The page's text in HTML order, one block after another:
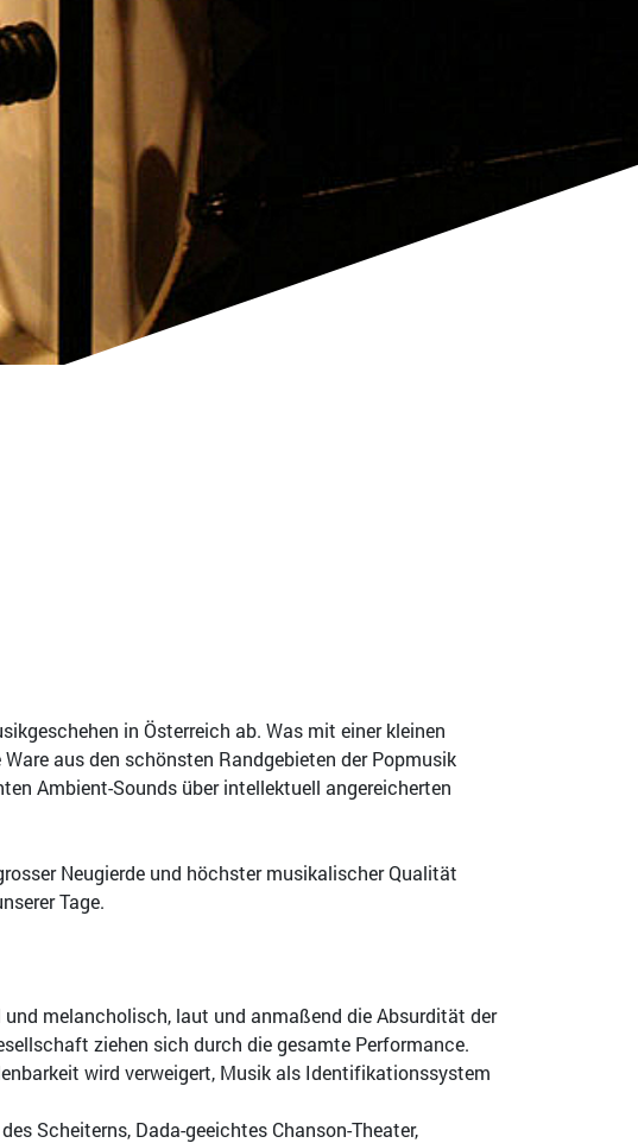
in Österreich ab. Was mit einer kleinen
aus den schönsten Randgebieten der Popmusik
Ambient-Sounds über intellektuell angereicherten
Neugierde und höchster musikalischer Qualität
Tage.
melancholisch, laut und anmaßend die Absurdität der
ziehen sich durch die gesamte Performance.
wird verweigert, Musik als Identifikationssystem
Scheiterns, Dada-geeichtes Chanson-Theater,